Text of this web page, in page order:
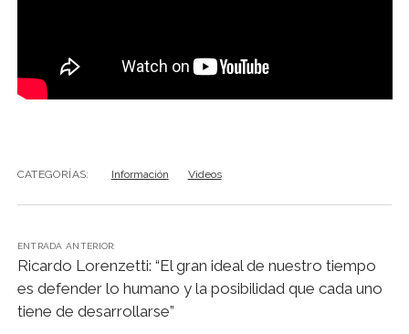
CATEGORÍAS: Información Videos
ENTRADA ANTERIOR:
Ricardo Lorenzetti: “El gran ideal de nuestro tiempo
es defender lo humano y la posibilidad que cada uno
tiene de desarrollarse”